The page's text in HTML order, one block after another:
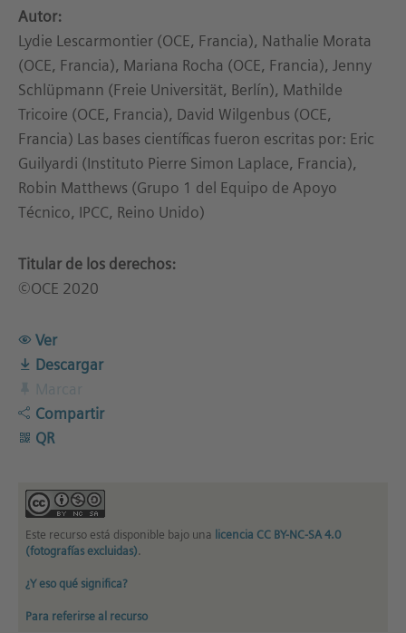
Autor:
Lydie Lescarmontier (OCE, Francia), Nathalie Morata
(OCE, Francia), Mariana Rocha (OCE, Francia), Jenny
Schlüpmann (Freie Universität, Berlín), Mathilde
Tricoire (OCE, Francia), David Wilgenbus (OCE,
Francia) Las bases científicas fueron escritas por: Eric
Guilyardi (Instituto Pierre Simon Laplace, Francia),
Robin Matthews (Grupo 1 del Equipo de Apoyo
Técnico, IPCC, Reino Unido)
Titular de los derechos:
©OCE 2020
Ver
Descargar
Compartir
QR
Este recurso está disponible bajo una licencia CC BY-NC-SA 4.0
(fotografías excluidas).
¿Y eso qué significa?
Para referirse al recurso